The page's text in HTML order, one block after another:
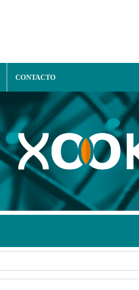
CONTACTO